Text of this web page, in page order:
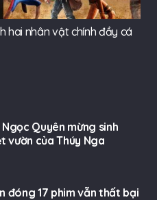
hai nhân vật chính đầy cá
Quyên mừng sinh
vườn của Thúy Nga
đóng 17 phim vẫn thất bại